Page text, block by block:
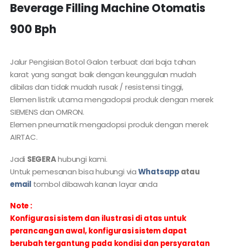
Beverage Filling Machine Otomatis
900 Bph
Jalur Pengisian Botol Galon terbuat dari baja tahan
karat yang sangat baik dengan keunggulan mudah
dibilas dan tidak mudah rusak / resistensi tinggi,
Elemen listrik utama mengadopsi produk dengan merek
SIEMENS dan OMRON.
Elemen pneumatik mengadopsi produk dengan merek
AIRTAC.
Jadi SEGERAhubungi kami.
Untuk pemesanan bisa hubungi viaWhatsappatau
email tombol dibawah kanan layar anda
Note :
Konfigurasi sistem dan ilustrasi di atas untuk
perancangan awal, konfigurasi sistem dapat
berubah tergantung pada kondisi dan persyaratan